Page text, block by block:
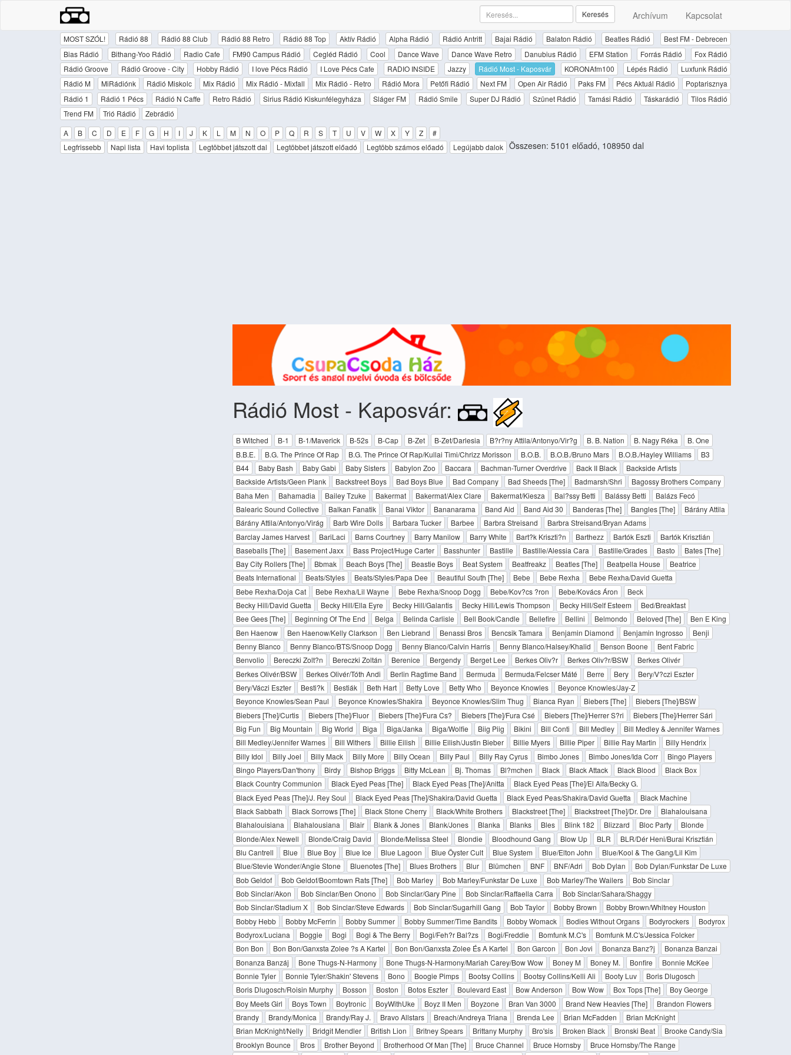
Archívum Kapcsolat
Keresés
MOST SZÓL! Rádió 88 Rádió 88 Club Rádió 88 Retro Rádió 88 Top Aktív Rádió Alpha Rádió Rádió Antritt Bajai Rádió Balaton Rádió Beatles Rádió
Best FM - Debrecen
Bias Rádió
Bithang-Yoo Rádió Radio Cafe FM90 Campus Rádió Cegléd Rádió Cool Dance Wave Dance Wave Retro Danubius Rádió EFM Station Forrás Rádió
Fox Rádió
Rádió Groove
Rádió Groove - City Hobby Rádió I love Pécs Rádió I Love Pécs Cafe RADIO INSIDE Jazzy Rádió Most - Kaposvár KORONAfm100 Lépés Rádió
Luxfunk Rádió
Rádió M
MiRádiónk Rádió Miskolc Mix Rádió Mix Rádió - Mixfall Mix Rádió - Retro Rádió Mora Petőfi Rádió Next FM Open Air Rádió Paks FM Pécs Aktuál Rádió
Poptarisznya
Rádió 1
Rádió 1 Pécs Rádió N Caffe Retro Rádió Sirius Rádió Kiskunfélegyháza Sláger FM Rádió Smile Super DJ Rádió Szünet Rádió Tamási Rádió Táskarádió
Tilos Rádió
Trend FM
Trió Rádió
Zebrádió
A
B C D E F G H I J K L M N O P Q R S T U V W X Y Z
#
Legfrissebb
Napi lista Havi toplista Legtöbbet játszott dal Legtöbbet játszott előadó Legtöbb számos előadó Legújabb dalok Összesen: 5101 előadó, 108950 dal
Rádió Most - Kaposvár:
B Witched B-1 B-1/Maverick B-52s B-Cap B-Zet B-Zet/Darlesia B?r?ny Attila/Antonyo/Vir?g B. B. Nation B. Nagy Réka
B. One
B.B.E.
B.G. The Prince Of Rap B.G. The Prince Of Rap/Kullai Timi/Chrizz Morisson B.O.B. B.O.B./Bruno Mars B.O.B./Hayley Williams
B3
B44
Baby Bash Baby Gabi Baby Sisters Babylon Zoo Baccara Bachman-Turner Overdrive Back II Black
Backside Artists
Backside Artists/Geen Plank
Backstreet Boys Bad Boys Blue Bad Company Bad Sheeds [The] Badmarsh/Shri
Bagossy Brothers Company
Baha Men
Bahamadia Bailey Tzuke Bakermat Bakermat/Alex Clare Bakermat/Kiesza Bal?ssy Betti Balássy Betti
Balázs Fecó
Balearic Sound Collective
Balkan Fanatik Banai Viktor Bananarama Band Aid Band Aid 30 Banderas [The] Bangles [The]
Bárány Attila
Bárány Attila/Antonyo/Virág
Barb Wire Dolls Barbara Tucker Barbee Barbra Streisand
Barbra Streisand/Bryan Adams
Barclay James Harvest
BariLaci Barns Courtney Barry Manilow Barry White Bart?k Kriszti?n Barthezz Bartók Eszti
Bartók Krisztián
Baseballs [The]
Basement Jaxx Bass Project/Huge Carter Basshunter Bastille Bastille/Alessia Cara Bastille/Grades Basto
Bates [The]
Bay City Rollers [The]
Bbmak Beach Boys [The] Beastie Boys Beat System Beatfreakz Beatles [The] Beatpella House
Beatrice
Beats International
Beats/Styles Beats/Styles/Papa Dee Beautiful South [The] Bebe Bebe Rexha
Bebe Rexha/David Guetta
Bebe Rexha/Doja Cat
Bebe Rexha/Lil Wayne Bebe Rexha/Snoop Dogg Bebe/Kov?cs ?ron Bebe/Kovács Áron
Beck
Becky Hill/David Guetta
Becky Hill/Ella Eyre Becky Hill/Galantis Becky Hill/Lewis Thompson Becky Hill/Self Esteem
Bed/Breakfast
Bee Gees [The]
Beginning Of The End Belga Belinda Carlisle Bell Book/Candle Bellefire Bellini Belmondo Beloved [The]
Ben E King
Ben Haenow
Ben Haenow/Kelly Clarkson Ben Liebrand Benassi Bros Bencsik Tamara Benjamin Diamond Benjamin Ingrosso
Benji
Benny Blanco
Benny Blanco/BTS/Snoop Dogg Benny Blanco/Calvin Harris Benny Blanco/Halsey/Khalid Benson Boone
Bent Fabric
Benvolio
Bereczki Zolt?n Bereczki Zoltán Berenice Bergendy Berget Lee Berkes Oliv?r Berkes Oliv?r/BSW
Berkes Olivér
Berkes Olivér/BSW
Berkes Olivér/Tóth Andi Berlin Ragtime Band Bermuda Bermuda/Felcser Máté Berre Bery
Bery/V?czi Eszter
Bery/Váczi Eszter
Besti?k Bestiák Beth Hart Betty Love Betty Who Beyonce Knowles
Beyonce Knowles/Jay-Z
Beyonce Knowles/Sean Paul
Beyonce Knowles/Shakira Beyonce Knowles/Slim Thug Bianca Ryan Biebers [The]
Biebers [The]/BSW
Biebers [The]/Curtis
Biebers [The]/Fluor Biebers [The]/Fura Cs? Biebers [The]/Fura Csé Biebers [The]/Herrer S?ri
Biebers [The]/Herrer Sári
Big Fun
Big Mountain Big World Biga Biga/Janka Biga/Wolfie Biig Piig Bikini Bill Conti Bill Medley
Bill Medley & Jennifer Warnes
Bill Medley/Jennifer Warnes
Bill Withers Billie Eilish Billie Eilish/Justin Bieber Billie Myers Billie Piper Billie Ray Martin
Billy Hendrix
Billy Idol
Billy Joel Billy Mack Billy More Billy Ocean Billy Paul Billy Ray Cyrus Bimbo Jones Bimbo Jones/Ida Corr
Bingo Players
Bingo Players/Dan'thony
Birdy Bishop Briggs Bitty McLean Bj. Thomas Bl?mchen Black Black Attack Black Blood
Black Box
Black Country Communion
Black Eyed Peas [The] Black Eyed Peas [The]/Anitta
Black Eyed Peas [The]/El Alfa/Becky G.
Black Eyed Peas [The]/J. Rey Soul
Black Eyed Peas [The]/Shakira/David Guetta Black Eyed Peas/Shakira/David Guetta
Black Machine
Black Sabbath
Black Sorrows [The] Black Stone Cherry Black/White Brothers Blackstreet [The] Blackstreet [The]/Dr. Dre
Blahalouisana
Blahalouisiana
Blahalousiana Blair Blank & Jones Blank/Jones Blanka Blanks Bles Blink 182 Blizzard Bloc Party
Blonde
Blonde/Alex Newell
Blonde/Craig David Blonde/Melissa Steel Blondie Bloodhound Gang Blow Up BLR
BLR/Dér Heni/Burai Krisztián
Blu Cantrell
Blue Blue Boy Blue Ice Blue Lagoon Blue Öyster Cult Blue System Blue/Elton John
Blue/Kool & The Gang/Lil Kim
Blue/Stevie Wonder/Angie Stone
Bluenotes [The] Blues Brothers Blur Blümchen BNF BNF/Adri Bob Dylan
Bob Dylan/Funkstar De Luxe
Bob Geldof
Bob Geldof/Boomtown Rats [The] Bob Marley Bob Marley/Funkstar De Luxe Bob Marley/The Wailers
Bob Sinclar
Bob Sinclar/Akon
Bob Sinclar/Ben Onono Bob Sinclar/Gary Pine Bob Sinclar/Raffaella Carra
Bob Sinclar/Sahara/Shaggy
Bob Sinclar/Stadium X
Bob Sinclar/Steve Edwards Bob Sinclar/Sugarhill Gang Bob Taylor Bobby Brown
Bobby Brown/Whitney Houston
Bobby Hebb
Bobby McFerrin Bobby Summer Bobby Summer/Time Bandits Bobby Womack Bodies Without Organs Bodyrockers
Bodyrox
Bodyrox/Luciana
Boggie Bogi Bogi & The Berry Bogi/Feh?r Bal?zs Bogi/Freddie Bomfunk M.C's
Bomfunk M.C's/Jessica Folcker
Bon Bon
Bon Bon/Ganxsta Zolee ?s A Kartel Bon Bon/Ganxsta Zolee És A Kartel Bon Garcon Bon Jovi Bonanza Banz?j
Bonanza Banzai
Bonanza Banzáj
Bone Thugs-N-Harmony Bone Thugs-N-Harmony/Mariah Carey/Bow Wow Boney M Boney M. Bonfire
Bonnie McKee
Bonnie Tyler
Bonnie Tyler/Shakin' Stevens Bono Boogie Pimps Bootsy Collins Bootsy Collins/Kelli Ali Booty Luv
Boris Dlugosch
Boris Dlugosch/Roisin Murphy
Bosson Boston Botos Eszter Boulevard East Bow Anderson Bow Wow Box Tops [The]
Boy George
Boy Meets Girl
Boys Town Boytronic BoyWithUke Boyz II Men Boyzone Bran Van 3000 Brand New Heavies [The]
Brandon Flowers
Brandy
Brandy/Monica Brandy/Ray J. Bravo Allstars Breach/Andreya Triana Brenda Lee Brian McFadden
Brian McKnight
Brian McKnight/Nelly
Bridgit Mendler British Lion Britney Spears Brittany Murphy Bro'sis Broken Black Bronski Beat
Brooke Candy/Sia
Brooklyn Bounce
Bros Brother Beyond Brotherhood Of Man [The] Bruce Channel Bruce Hornsby
Bruce Hornsby/The Range